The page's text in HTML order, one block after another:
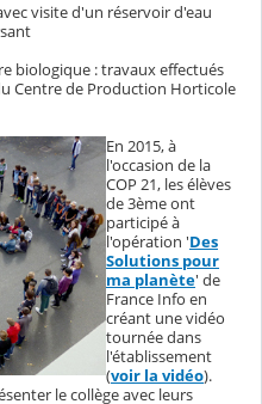
visite d'un réservoir d'eau
biologique : travaux effectués
Centre de Production Horticole
En 2015, à
l'occasion de la
COP 21, les élèves
de 3ème ont
participé à
l'opération 'Des
Solutions pour
ma planète' de
France Info en
créant une vidéo
tournée dans
l'établissement
(voir la vidéo).
le collège avec leurs